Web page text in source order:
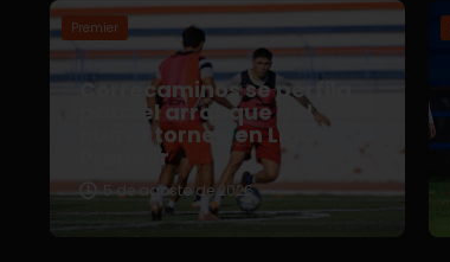
Premier
Correcaminos se perfila
para el arranque del
nuevo torneo en Liga
Premier
5 de agosto de 2026